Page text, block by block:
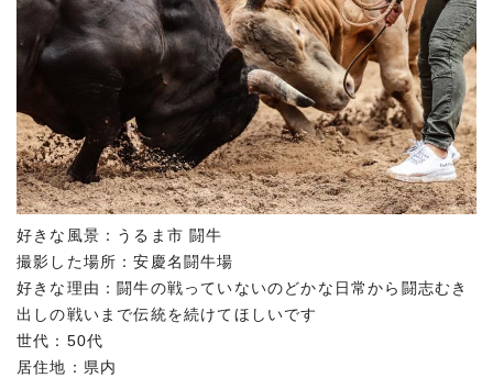
好きな風景：うるま市 闘牛
撮影した場所：安慶名闘牛場
好きな理由：闘牛の戦っていないのどかな日常から闘志むき
出しの戦いまで伝統を続けてほしいです
世代：50代
居住地：県内